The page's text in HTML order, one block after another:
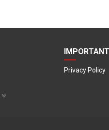
Privacy Policy